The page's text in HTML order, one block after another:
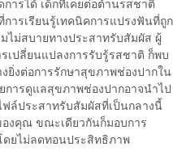
ารได้ เด็กที่เคยต่อต้านรสชาติ
ารเรียนรู้เทคนิคการแปรงฟันที่ถูก
ไม่สบายทางประสาทรับสัมผัส ผู้
เปลี่ยนแปลงการรับรู้รสชาติ ก็พบ
งต่อการรักษาสุขภาพช่องปากใน
การดูแลสุขภาพช่องปากอาจนำไป
ล์ประสาทรับสัมผัสที่เป็นกลางนี้
องคุณ ขณะเดียวกันก็มอบการ
ดยไม่ลดทอนประสิทธิภาพ